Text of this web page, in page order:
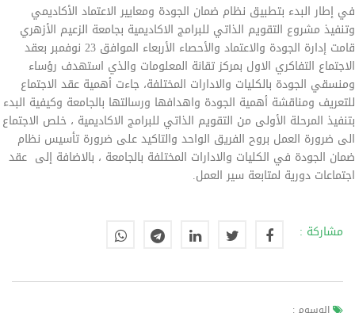
في إطار البدء بتطبيق نظام ضمان الجودة ومعايير الاعتماد الأكاديمي
وتنفيذ مشروع التقويم الذاتي للبرامج الاكاديمية بجامعة الزعيم الأزهري
قامت إدارة الجودة والاعتماد والأحصاء الأربعاء الموافق 23 نوفمبر بعقد
الاجتماع التفاكري الاول بمركز تقانة المعلومات والذي استهدف رؤساء
ومنسقي الجودة بالكليات والادارات المختلفة، جاءت أهمية عقد الاجتماع
للتعريف ومناقشة أهمية الجودة واهدافها ورسالتها بالجامعة وكيفية البدء
بتنفيذ المرحلة الأولى من التقويم الذاتي للبرامج الاكاديمية ، خلص الاجتماع
الى ضرورة العمل بروح الفريق الواحد والتاكيد على ضرورة تأسيس نظام
ضمان الجودة في الكليات والادارات المختلفة بالجامعة ، بالاضافة إلى عقد
اجتماعات دورية لمتابعة سير العمل.
مشاركة :